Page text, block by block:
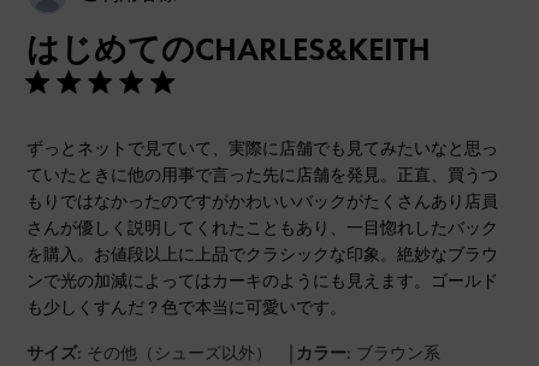
はじめてのCHARLES&KEITH
ずっとネットで見ていて、実際に店舗でも見てみたいなと思っ
ていたときに他の用事で言った先に店舗を発見。正直、買うつ
もりではなかったのですがかわいいバックがたくさんあり店員
さんが優しく説明してくれたこともあり、一目惚れしたバック
を購入。お値段以上に上品でクラシックな印象。絶妙なブラウ
ンで光の加減によってはカーキのようにも見えます。ゴールド
も少しくすんだ？色で本当に可愛いです。
サイズ: その他（シューズ以外） | カラー: ブラウン系